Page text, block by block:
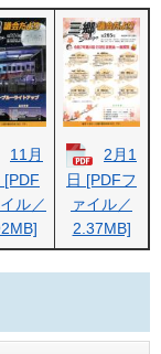
11月
[PDF
ル／
2月1
日 [PDFフ
ァイル／
2.37MB]